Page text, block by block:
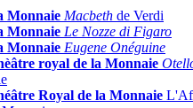
Monnaie Macbeth de Verdi
Monnaie Le Nozze di Figaro
Monnaie Eugene Onéguine
royal de la Monnaie
Royal de la Monnaie